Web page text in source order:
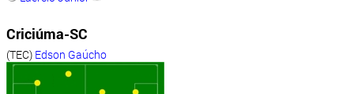
Criciúma-SC
(TEC) Edson Gaúcho